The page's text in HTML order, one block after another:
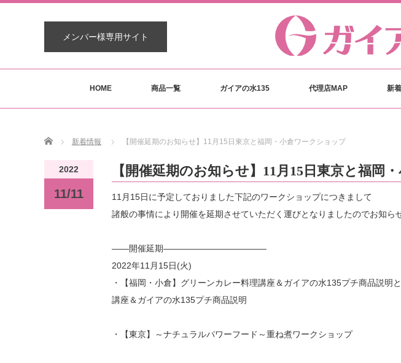
メンバー様専用サイト
HOME 商品一覧 ガイアの水135 代理店MAP 新
Home 新着情報 【開催延期のお知らせ】11月15日東京と福岡・小倉ワークショップ
2022
11/11
【開催延期のお知らせ】11月15日東京と福岡
11月15日に予定しておりました下記のワークショップにつきまして
諸般の事情により開催を延期させていただく運びとなりましたのでお知ら
――開催延期――――――――――――
2022年11月15日(火)
・【福岡・小倉】グリーンカレー料理講座＆ガイアの水135プチ商品説明
講座＆ガイアの水135プチ商品説明
・【東京】～ナチュラルパワーフード～重ね煮ワークショップ